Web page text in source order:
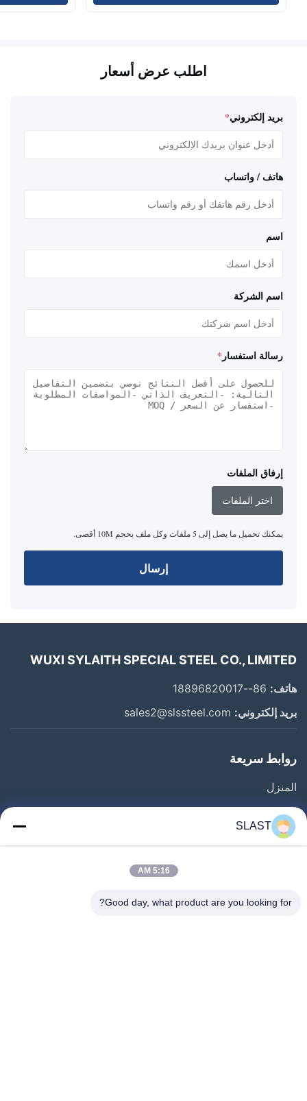
اطلب عرض أسعار
بريد إلكتروني*
هاتف / واتساب
اسم
اسم الشركة
رسالة استفسار*
إرفاق الملفات
اختر الملفات
يمكنك تحميل ما يصل إلى 5 ملفات وكل ملف بحجم 10M أقصى.
إرسال
WUXI SYLAITH SPECIAL STEEL CO., LIMITED
هاتف:
بريد إلكتروني:
روابط سريعة
المنزل
المنتجات
مقاطع فيديو
مراقبة الجودة
SLAST
5:16 AM
Good day, what product are you looking for?